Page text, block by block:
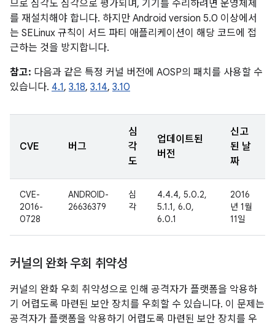
므로 심각도 심각으로 평가되며, 기기를 수리하려면 운영체제
를 재설치해야 합니다. 하지만 Android version 5.0 이상에서
는 SELinux 규칙이 서드 파티 애플리케이션이 해당 코드에 접
근하는 것을 방지합니다.
참고: 다음과 같은 특정 커널 버전에 AOSP의 패치를 사용할 수
있습니다. 4.1, 3.18, 3.14, 3.10
CVE 버그
심
각
도
업데이트된
버전
신고
된 날
짜
CVE-
2016-
0728
ANDROID-
26636379
심
각
4.4.4, 5.0.2,
5.1.1, 6.0,
6.0.1
2016
년 1월
11일
커널의 완화 우회 취약성
커널의 완화 우회 취약성으로 인해 공격자가 플랫폼을 악용하
기 어렵도록 마련된 보안 장치를 우회할 수 있습니다. 이 문제는
공격자가 플랫폼을 악용하기 어렵도록 마련된 보안 장치를 우